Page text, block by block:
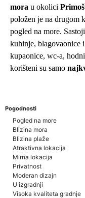
mora u okolici
položen je na drugom
pogled na more.
kuhinje, blagovaonice
kupaonice, wc-a,
korišteni su samo
Pogodnosti
Pogled na more
Blizina mora
Blizina plaže
Atraktivna lokacija
Mirna lokacija
Privatnost
Moderan dizajn
U izgradnji
Visoka kvaliteta gradnje